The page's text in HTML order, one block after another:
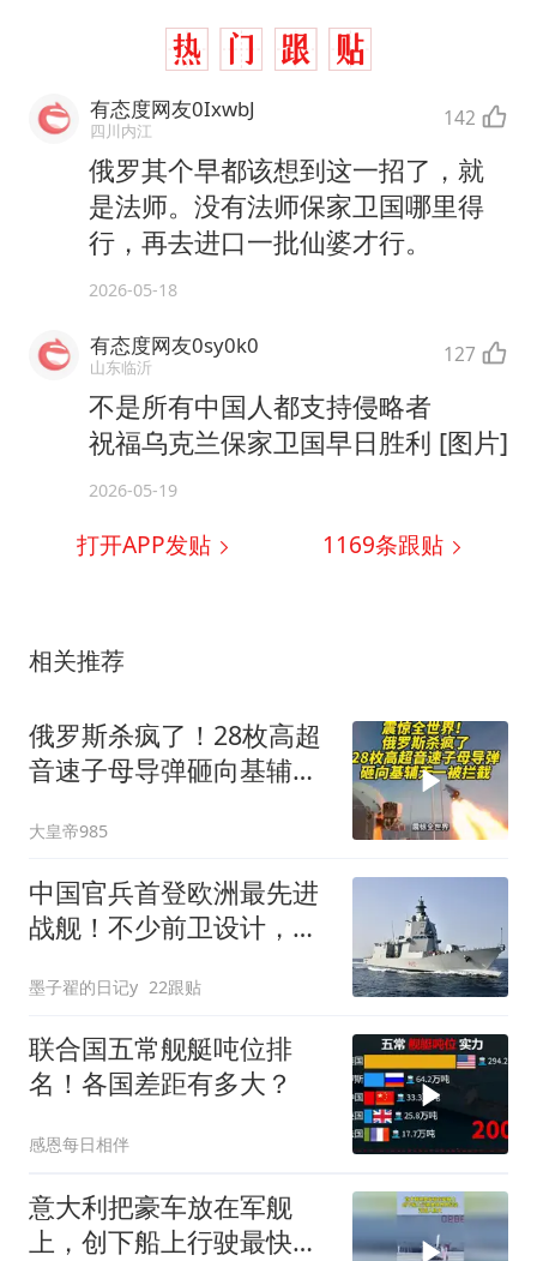
有态度网友0IxwbJ
四川内江 142
俄罗其个早都该想到这一招了，就
是法师。没有法师保家卫国哪里得
行，再去进口一批仙婆才行。
2026-05-18
有态度网友0sy0k0
山东临沂 127
不是所有中国人都支持侵略者
祝福乌克兰保家卫国早日胜利 [图片]
2026-05-19
打开APP发贴 1169条跟贴
相关推荐
俄罗斯杀疯了！28枚高超
音速子母导弹砸向基辅无
大皇帝985
中国官兵首登欧洲最先进
战舰！不少前卫设计，让
墨子翟的日记y 22跟贴
联合国五常舰艇吨位排
名！各国差距有多大？
感恩每日相伴
意大利把豪车放在军舰
上，创下船上行驶最快世